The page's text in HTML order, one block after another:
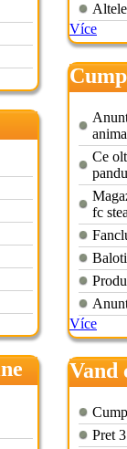
Více
Ce
fc
Více
Vand
Pret